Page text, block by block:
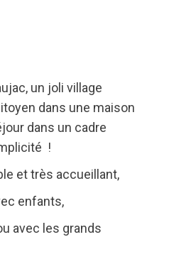
un joli village
dans une maison
dans un cadre
!
et très accueillant,
enfants,
avec les grands